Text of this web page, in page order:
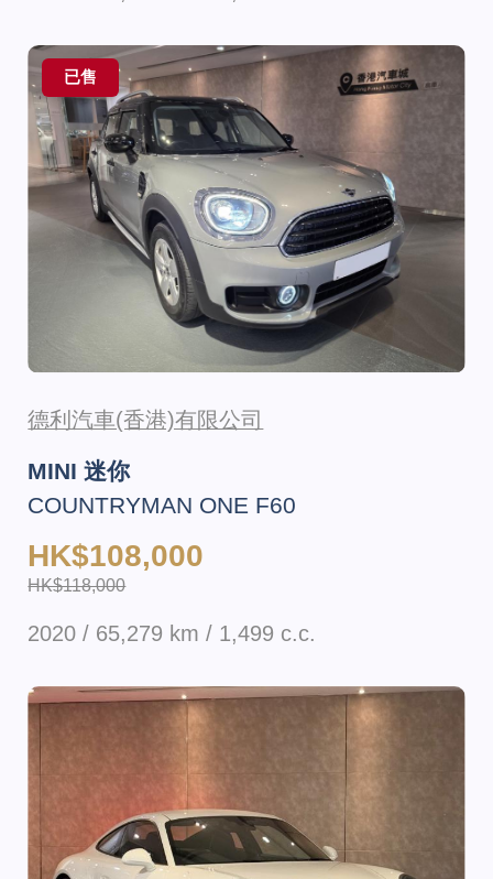
已售
德利汽車(香港)有限公司
MINI 迷你
COUNTRYMAN ONE F60
HK$108,000
HK$118,000
2020 / 65,279 km / 1,499 c.c.